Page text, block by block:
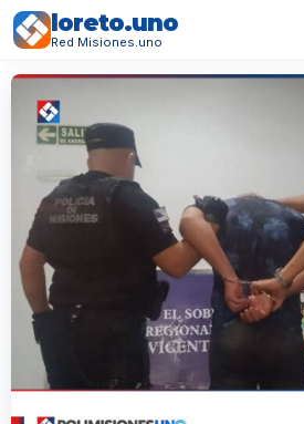
loreto.uno
Red Misiones.uno